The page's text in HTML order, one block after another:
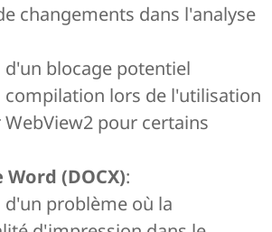
changements dans l'analyse
blocage potentiel
compilation lors de l'utilisation
pour certains
(DOCX):
problème où la